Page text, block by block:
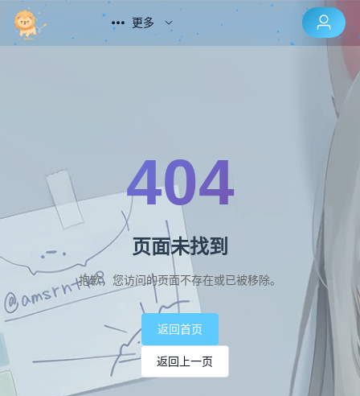
更多
404
页面未找到
抱歉，您访问的页面不存在或已被移除。
返回首页
返回上一页